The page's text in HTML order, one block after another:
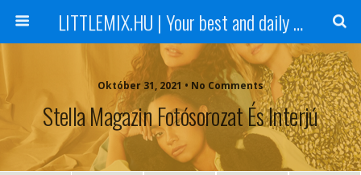
LITTLEMIX.HU | Your best and daily updated fansite about Little Mix
Október 31, 2021 • No Comments
Stella Magazin Fotósorozat És Interjú